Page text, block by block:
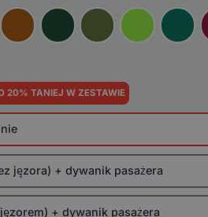
20% TANIEJ W ZESTAWIE
jęzora) + dywanik pasażera
+ dywanik pasażera